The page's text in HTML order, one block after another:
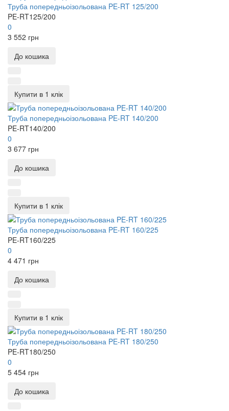
Труба попередньоізольована PE-RT 125/200
PE-RT125/200
0
3 552 грн
До кошика
Купити в 1 клік
Труба попередньоізольована PE-RT 140/200
PE-RT140/200
0
3 677 грн
До кошика
Купити в 1 клік
Труба попередньоізольована PE-RT 160/225
PE-RT160/225
0
4 471 грн
До кошика
Купити в 1 клік
Труба попередньоізольована PE-RT 180/250
PE-RT180/250
0
5 454 грн
До кошика